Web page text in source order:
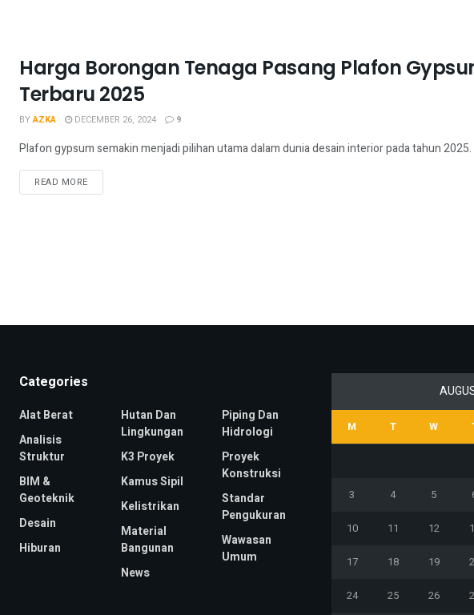
Harga Borongan Tenaga Pasang Plafon
Terbaru 2025
BYAZKA DECEMBER 26, 2024 9
Plafon gypsum semakin menjadi pilihan utama dalam dunia desain interior pada tahun
READ MORE
Categories
Alat Berat
Analisis
Struktur
BIM &
Geoteknik
Desain
Hiburan
Hutan Dan
Lingkungan
K3 Proyek
Kamus Sipil
Kelistrikan
Material
Bangunan
News
Piping Dan
Hidrologi
Proyek
Konstruksi
Standar
Pengukuran
Wawasan
Umum
M T W
3 4 5
10 11 12
17 18 19
24 25 26